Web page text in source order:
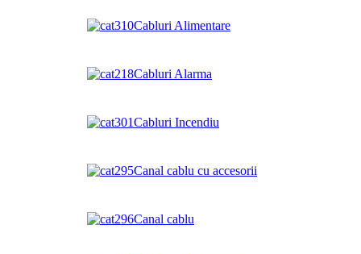
Cabluri Alimentare
Cabluri Alarma
Cabluri Incendiu
Canal cablu cu accesorii
Canal cablu